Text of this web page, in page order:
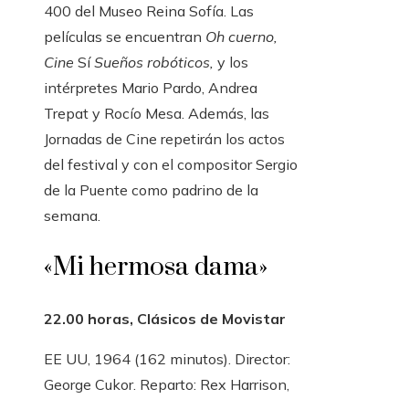
400 del Museo Reina Sofía. Las
películas se encuentran Oh cuerno,
Cine SíSueños robóticos, y los
intérpretes Mario Pardo, Andrea
Trepat y Rocío Mesa. Además, las
Jornadas de Cine repetirán los actos
del festival y con el compositor Sergio
de la Puente como padrino de la
semana.
«Mi hermosa dama»
22.00 horas, Clásicos de Movistar
EE UU, 1964 (162 minutos). Director:
George Cukor. Reparto: Rex Harrison,